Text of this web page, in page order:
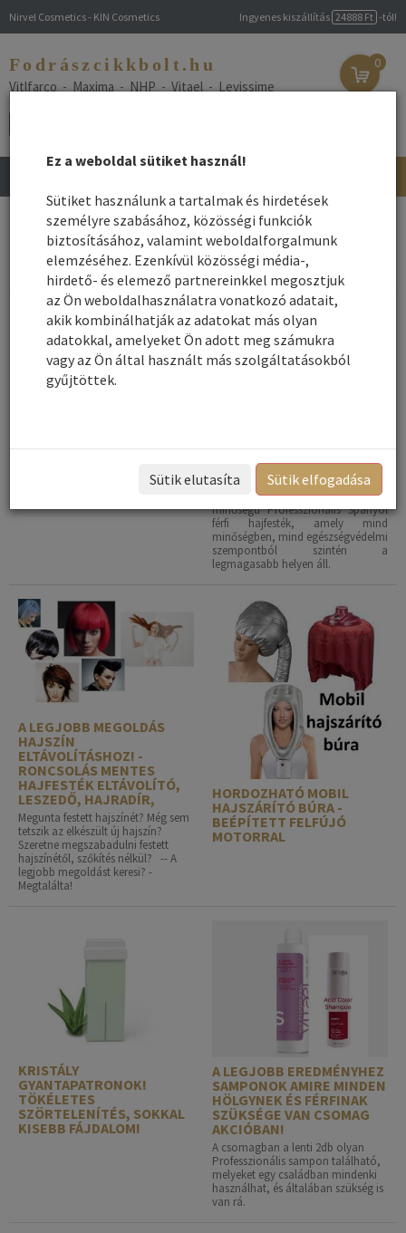
Nirvel Cosmetics - KIN Cosmetics Ingyenes kiszállítás 24888 Ft -tól!
Fodrászcikkbolt.hu
Vitlfarco - Maxima - NHP - Vitael - Levissime
0
navigation
Főoldal/ Blog
Blog
A LEGJOBB EREDMÉNYHEZ
- SAMPON ZSÍROS HAJRA
LOREÁL FÉRFI
HAJFESTÉKEK....
ALoreál férfi hajfestékhiányára
nyújt megoldást egy prémium
minőségű Professzionális Spanyol
férfi hajfesték, amely mind
minőségben, mind egészségvédelmi
szempontból szintén a
legmagasabb helyen áll.
A LEGJOBB MEGOLDÁS
HAJSZÍN
ELTÁVOLÍTÁSHOZ! -
RONCSOLÁS MENTES
HAJFESTÉK ELTÁVOLÍTÓ,
LESZEDŐ, HAJRADÍR,
Megunta festett hajszínét? Még sem
tetszik az elkészült új hajszín?
Szeretne megszabadulni festett
hajszínétől, szőkítés nélkül? -- A
legjobb megoldást keresi? -
Megtalálta!
HORDOZHATÓ MOBIL
HAJSZÁRÍTÓ BÚRA -
BEÉPÍTETT FELFÚJÓ
MOTORRAL
KRISTÁLY
GYANTAPATRONOK!
TÖKÉLETES
SZÖRTELENÍTÉS, SOKKAL
KISEBB FÁJDALOM!
A LEGJOBB EREDMÉNYHEZ
SAMPONOK AMIRE MINDEN
HÖLGYNEK ÉS FÉRFINAK
SZÜKSÉGE VAN CSOMAG
AKCIÓBAN!
A csomagban a lenti 2db olyan
Professzionális sampon található,
melyeket egy családban mindenki
használhat, és általában szükség is
van rá.
Ez a weboldal sütiket használ!
Sütiket használunk a tartalmak és hirdetések
személyre szabásához, közösségi funkciók
biztosításához, valamint weboldalforgalmunk
elemzéséhez. Ezenkívül közösségi média-,
hirdető- és elemező partnereinkkel megosztjuk
az Ön weboldalhasználatra vonatkozó adatait,
akik kombinálhatják az adatokat más olyan
adatokkal, amelyeket Ön adott meg számukra
vagy az Ön által használt más szolgáltatásokból
gyűjtöttek.
Sütik elutasíta Sütik elfogadása